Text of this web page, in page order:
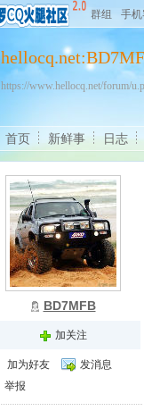
群组 手
https://www.hellocq.net/forum/
首页 新鲜事 日志
BD7MFB
加关注
加为好友
发消息
举报